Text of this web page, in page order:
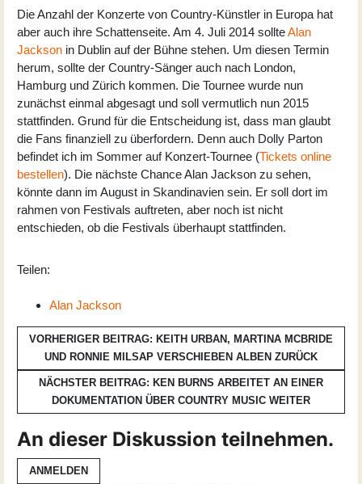
Die Anzahl der Konzerte von Country-Künstler in Europa hat
aber auch ihre Schattenseite. Am 4. Juli 2014 sollteAlan
Jackson in Dublin auf der Bühne stehen. Um diesen Termin
herum, sollte der Country-Sänger auch nach London,
Hamburg und Zürich kommen. Die Tournee wurde nun
zunächst einmal abgesagt und soll vermutlich nun 2015
stattfinden. Grund für die Entscheidung ist, dass man glaubt
die Fans finanziell zu überfordern. Denn auch Dolly Parton
befindet ich im Sommer auf Konzert-Tournee (Tickets online
bestellen). Die nächste Chance Alan Jackson zu sehen,
könnte dann im August in Skandinavien sein. Er soll dort im
rahmen von Festivals auftreten, aber noch ist nicht
entschieden, ob die Festivals überhaupt stattfinden.
Teilen:
Alan Jackson
VORHERIGER BEITRAG: KEITH URBAN, MARTINA MCBRIDE
UND RONNIE MILSAP VERSCHIEBEN ALBEN ZURÜCK
NÄCHSTER BEITRAG: KEN BURNS ARBEITET AN EINER
DOKUMENTATION ÜBER COUNTRY MUSIC WEITER
An dieser Diskussion teilnehmen.
ANMELDEN